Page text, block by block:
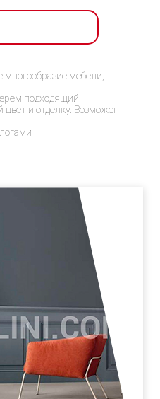
многообразие мебели,
подходящий
цвет и отделку. Возможен